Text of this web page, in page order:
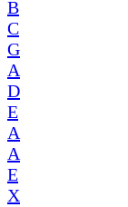
B
C
G
A
D
E
A
A
E
X